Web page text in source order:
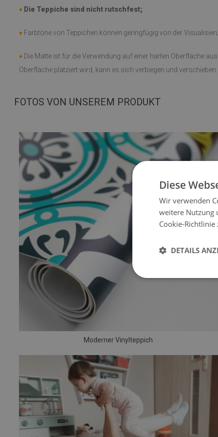
♦ Die Teppiche sind nicht rutschfest;
♦ Farbtöne von Teppichen können geringfügig von der
♦ Die Matte ist für die Verwendung auf einer harten Oberfläche
Oberfläche platziert wird, kann es sich verbiegen und verschieben.
FOTOS VON UNSEREM PRODUKT
Moderner Vinylteppich
Diese
Wir verwenden
weitere Nutzung
Cookie-
DETAILS